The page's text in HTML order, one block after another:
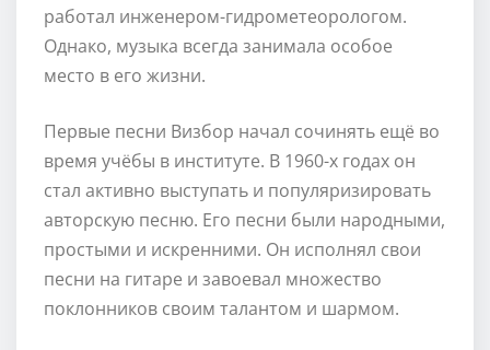
работал инженером-гидрометеорологом.
Однако, музыка всегда занимала особое
место в его жизни.
Первые песни Визбор начал сочинять ещё во
время учёбы в институте. В 1960-х годах он
стал активно выступать и популяризировать
авторскую песню. Его песни были народными,
простыми и искренними. Он исполнял свои
песни на гитаре и завоевал множество
поклонников своим талантом и шармом.